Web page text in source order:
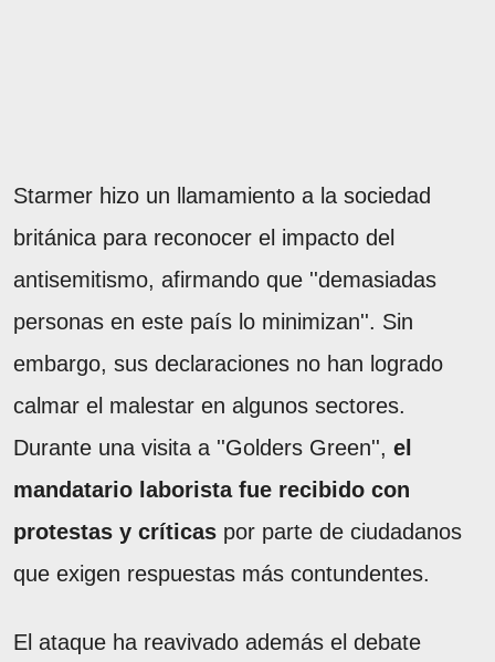
Starmer hizo un llamamiento a la sociedad
británica para reconocer el impacto del
antisemitismo, afirmando que ''demasiadas
personas en este país lo minimizan''. Sin
embargo, sus declaraciones no han logrado
calmar el malestar en algunos sectores.
Durante una visita a ''Golders Green'', el
mandatario laborista fue recibido con
protestas y críticas por parte de ciudadanos
que exigen respuestas más contundentes.
El ataque ha reavivado además el debate